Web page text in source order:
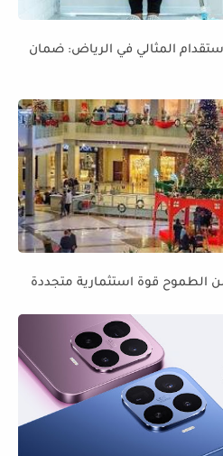
المثالي في الرياض: ضمان